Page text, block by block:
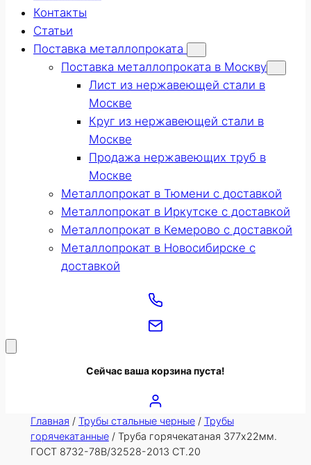
Контакты
Статьи
Поставка металлопроката
Поставка металлопроката в Москву
Лист из нержавеющей стали в
Москве
Круг из нержавеющей стали в
Москве
Продажа нержавеющих труб в
Москве
Металлопрокат в Тюмени с доставкой
Металлопрокат в Иркутске с доставкой
Металлопрокат в Кемерово с доставкой
Металлопрокат в Новосибирске с
доставкой
Сейчас ваша корзина пуста!
Главная / Трубы стальные черные/ Трубы
горячекатанные/ Труба горячекатаная 377х22мм.
ГОСТ 8732-78В/32528-2013 СТ.20